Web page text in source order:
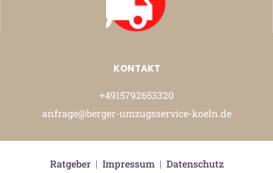
KONTAKT
+4915792653320
anfrage@berger-umzugsservice-koeln.de
Ratgeber| Impressum| Datenschutz